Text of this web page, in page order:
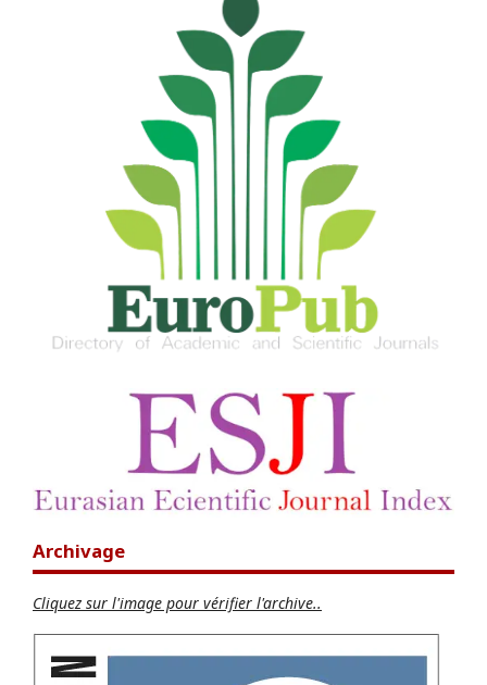
Archivage
Cliquez sur l'image pour vérifier l'archive..